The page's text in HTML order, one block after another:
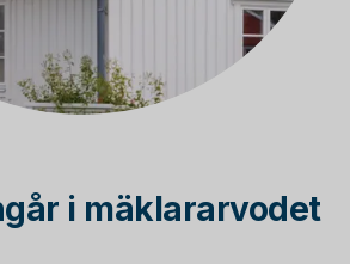
i mäklararvodet